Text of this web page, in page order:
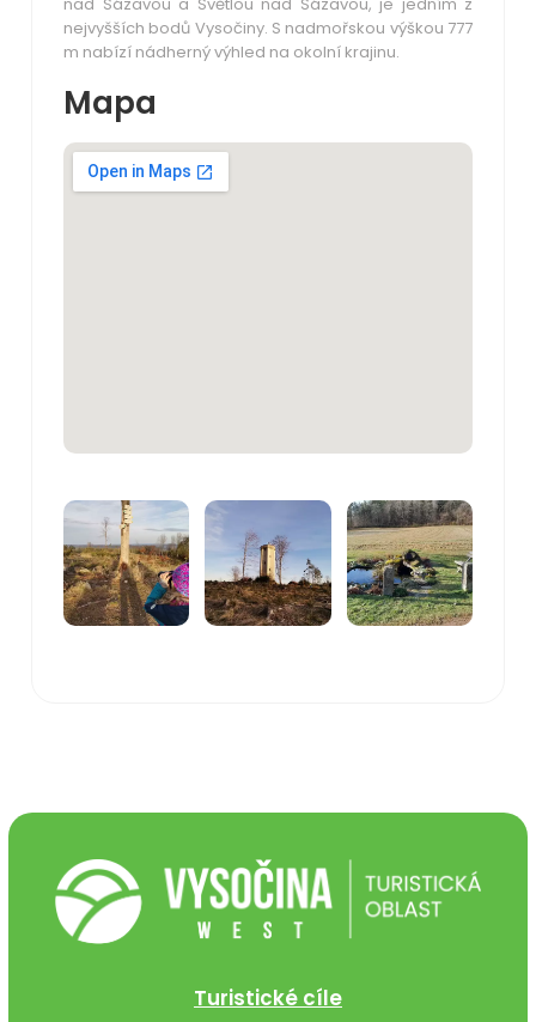
nejvyšších bodů Vysočiny. S nadmořskou výškou 777
m nabízí nádherný výhled na okolní krajinu.
Mapa
Turistické cíle